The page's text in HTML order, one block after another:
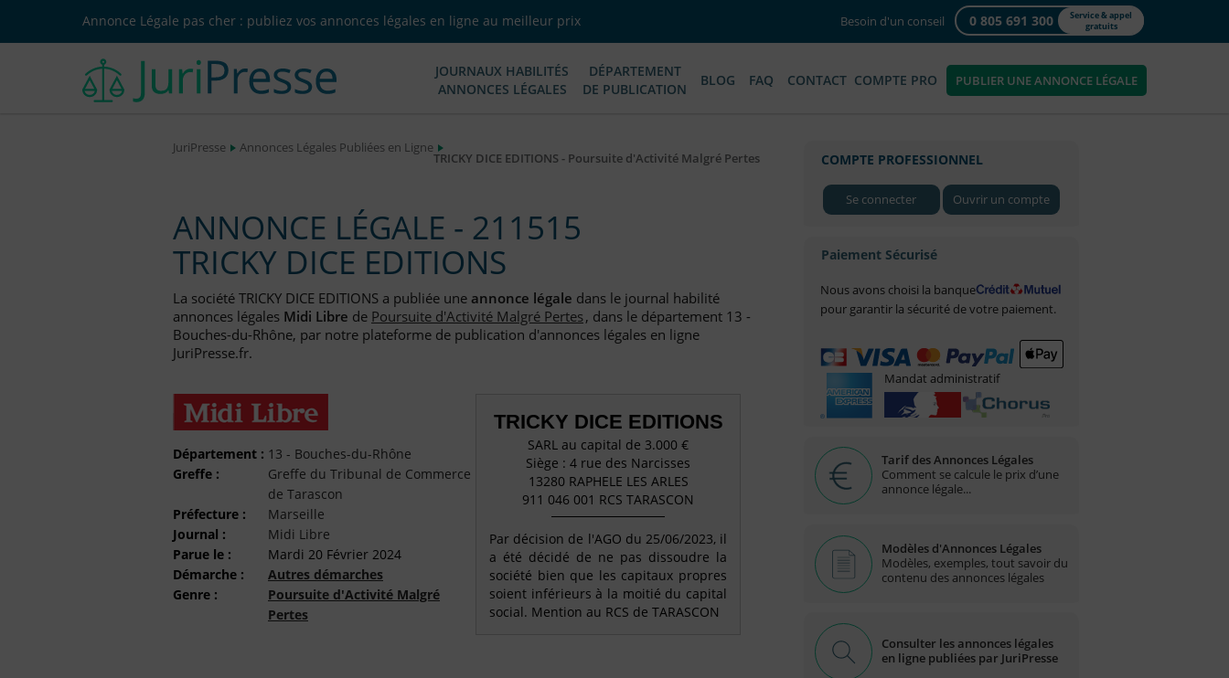
Annonce Légale pas cher : publiez vos annonces légales en ligne au meilleur prix Besoin d'un conseil 0 805 691 300
Service & appel
gratuits
JOURNAUX HABILITÉS
ANNONCES LÉGALES
DÉPARTEMENT
DE PUBLICATION
BLOG FAQ CONTACT COMPTE PRO PUBLIER UNE ANNONCE LÉGALE
JuriPresse Annonces Légales Publiées en Ligne
TRICKY DICE EDITIONS - Poursuite d'Activité Malgré Pertes
ANNONCE LÉGALE - 211515
TRICKY DICE EDITIONS
La société TRICKY DICE EDITIONS a publiée une annonce légale dans le journal habilité
annonces légales Midi Libre de Poursuite d'Activité Malgré Pertes, dans le département 13 -
Bouches-du-Rhône, par notre plateforme de publication d'annonces légales en ligne
JuriPresse.fr.
Département : 13 - Bouches-du-Rhône
Greffe :
Greffe du Tribunal de Commerce
de Tarascon
Préfecture :
Marseille
Journal :
Midi Libre
Parue le :
Mardi 20 Février 2024
Démarche :
Autres démarches
Genre :
Poursuite d'Activité Malgré
Pertes
TRICKY DICE EDITIONS
SARL au capital de 3.000 €
Siège : 4 rue des Narcisses
13280 RAPHELE LES ARLES
911 046 001 RCS TARASCON
Par décision de l'AGO du 25/06/2023, il
a été décidé de ne pas dissoudre la
société bien que les capitaux propres
soient inférieurs à la moitié du capital
social. Mention au RCS de TARASCON
COMPTE PROFESSIONNEL
Se connecter Ouvrir un compte
Paiement Sécurisé
Nous avons choisi la banque
pour garantir la sécurité de votre paiement.
Mandat administratif
Tarif des Annonces Légales
Comment se calcule le prix d’une
annonce légale...
Modèles d'Annonces Légales
Modèles, exemples, tout savoir du
contenu des annonces légales
Consulter les annonces légales
en ligne publiées par JuriPresse